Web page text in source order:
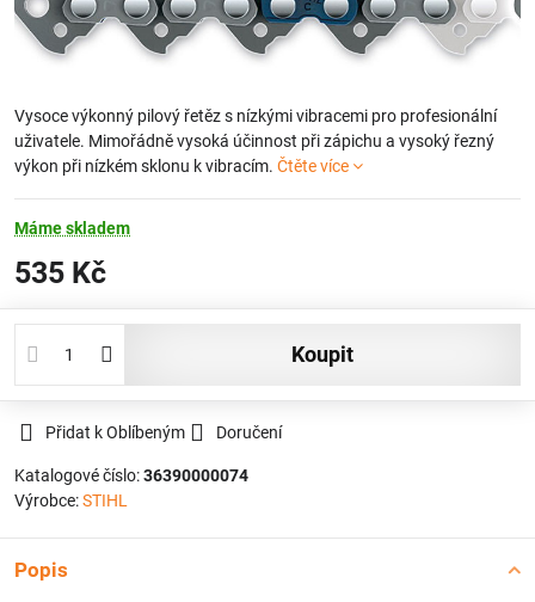
Vysoce výkonný pilový řetěz s nízkými vibracemi pro profesionální
uživatele. Mimořádně vysoká účinnost při zápichu a vysoký řezný
výkon při nízkém sklonu k vibracím. Čtěte více
Máme skladem
535 Kč
koupit
Přidat k Oblíbeným Doručení
Katalogové číslo:36390000074
Výrobce:STIHL
Popis